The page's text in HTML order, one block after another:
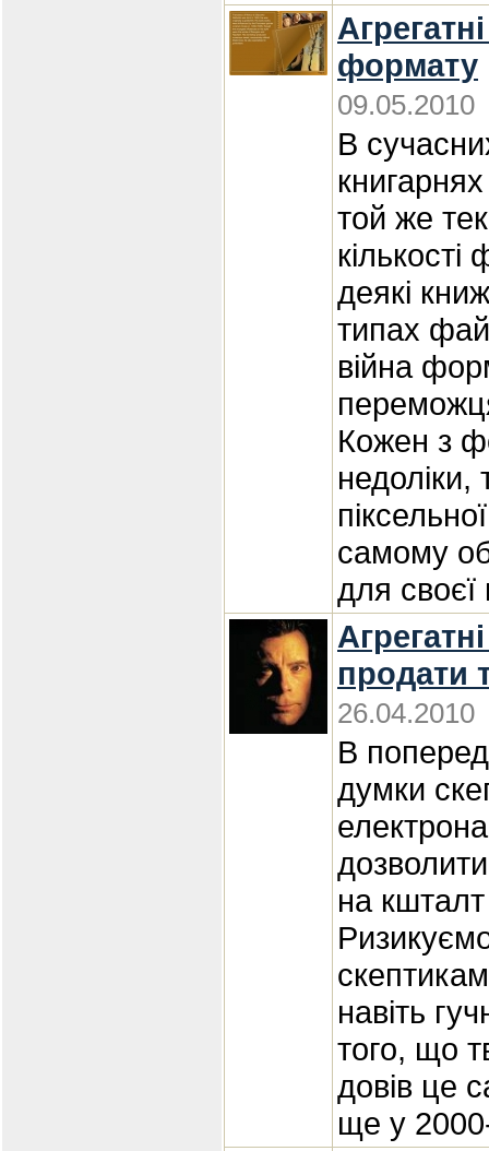
формату
09.05.2010
В
той же
деякі
типах
війна
Кожен з
недоліки,
самому
для
продати
26.04.2010
В
думки
на
навіть
того, що
довів це
ще у